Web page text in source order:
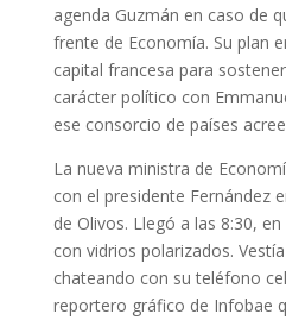
agenda Guzmán en caso de
frente de Economía. Su plan
capital francesa para
carácter político con
ese consorcio de países
La nueva ministra de
con el presidente Fernández
de Olivos. Llegó a las 8:30,
con vidrios polarizados.
chateando con su teléfono
reportero gráfico de Infobae